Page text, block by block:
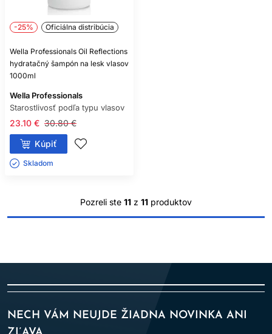
-25% Oficiálna distribúcia
Wella Professionals Oil Reflections
hydratačný šampón na lesk vlasov
1000ml
Wella Professionals
Starostlivosť podľa typu vlasov
30.80 €
23.10 €
Kúpiť
Skladom ㅤ
Pozreli ste 11 z 11 produktov
NECH VÁM NEUJDE ŽIADNA NOVINKA ANI